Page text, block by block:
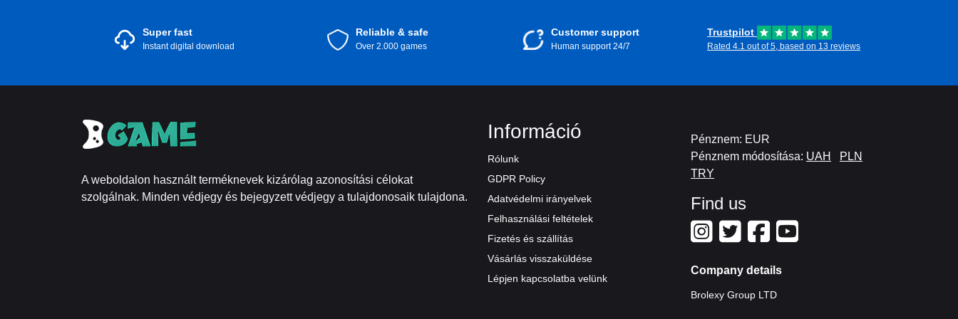
Vásárold meg ma az Apple Ajándékkártyát 150 PLN (Apple kulcs Lengyelország), és merülj el az
Apple világában könnyedén. Akár a saját technológiai arzenálod bővítéséről van szó, akár valaki
Super fast
Instant digital download
Reliable & safe
Over 2.000 games
Customer support
Human support 24/7
Trustpilot
Rated 4.1 out of 5, based on 13 reviews
A weboldalon használt terméknevek kizárólag azonosítási célokat
szolgálnak. Minden védjegy és bejegyzett védjegy a tulajdonosaik tulajdona.
Információ
Rólunk
GDPR Policy
Adatvédelmi irányelvek
Felhasználási feltételek
Fizetés és szállítás
Vásárlás visszaküldése
Lépjen kapcsolatba velünk
Pénznem: EUR
Pénznem módosítása: UAH
PLN
TRY
Find us
Company details
Brolexy Group LTD